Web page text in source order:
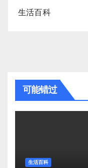
生活百科
可能错过
生活百科